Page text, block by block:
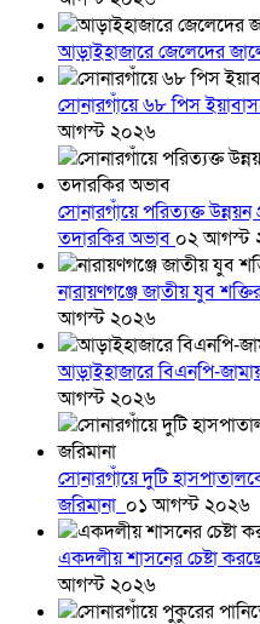
আড়াইহাজারে জেলেদের
সোনারগাঁয়ে ৬৮ পিস
আগস্ট ২০২৬
সোনারগাঁয়ে পরিত্যক্ত উন্নয়ন
তদারকির অভাব ০২ আগস্ট
নারায়ণগঞ্জে জাতীয় যুব
আগস্ট ২০২৬
আড়াইহাজারে বিএনপি-
আগস্ট ২০২৬
সোনারগাঁয়ে দুটি
জরিমানা ০১ আগস্ট ২০২৬
একদলীয় শাসনের চেষ্টা
আগস্ট ২০২৬